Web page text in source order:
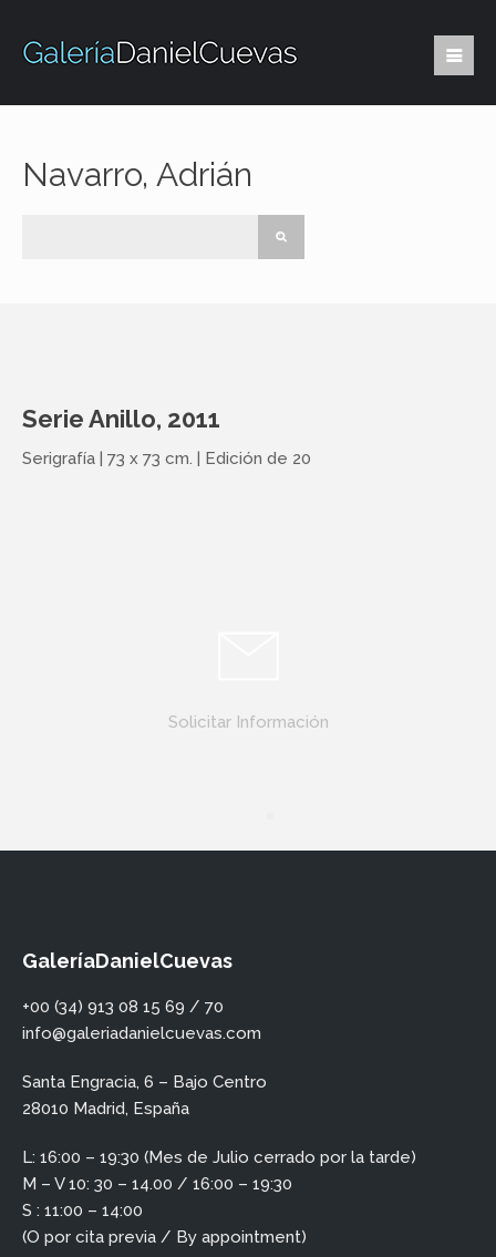
Navarro, Adrián
Serie Anillo, 2011
Serigrafía | 73 x 73 cm. | Edición de 20
Solicitar Información
GaleríaDanielCuevas
+00 (34) 913 08 15 69 / 70
info@galeriadanielcuevas.com
Santa Engracia, 6 – Bajo Centro
28010 Madrid, España
L: 16:00 – 19:30 (Mes de Julio cerrado por la tarde)
M – V 10: 30 – 14.00 / 16:00 – 19:30
S : 11:00 – 14:00
(O por cita previa / By appointment)